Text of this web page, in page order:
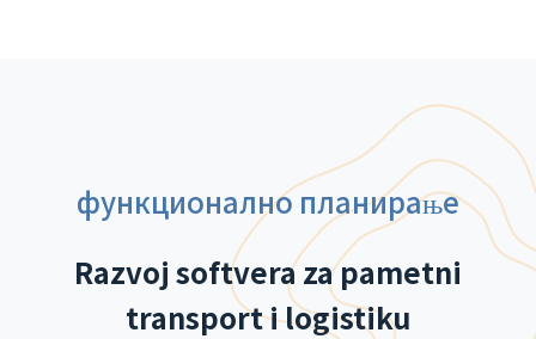
функционално планирање
Razvoj softvera za pametni
transport i logistiku